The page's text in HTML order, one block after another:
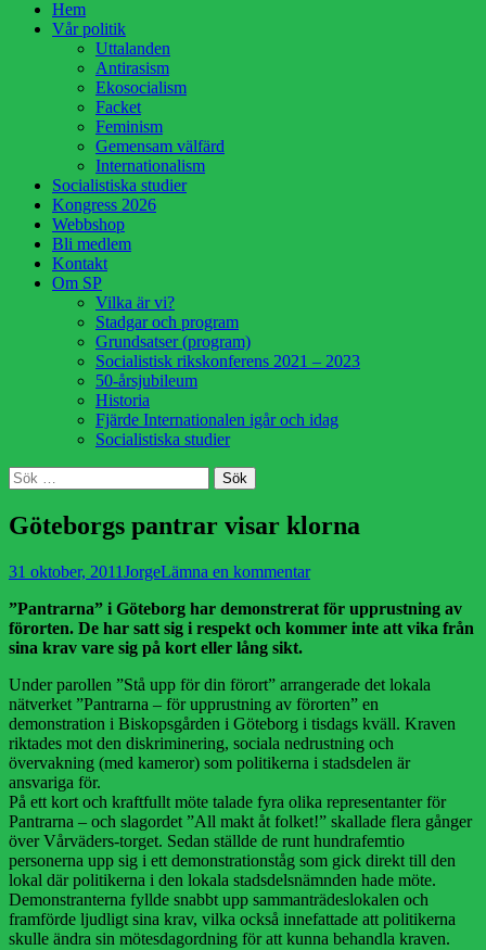
HoppaHem
Vår politik
Uttalanden
Antirasism
Ekosocialism
Facket
Feminism
Gemensam välfärd
Internationalism
Socialistiska studier
Kongress 2026
Webbshop
Bli medlem
Kontakt
Om SP
Vilka är vi?
Stadgar och program
Grundsatser (program)
Socialistisk rikskonferens 2021 – 2023
50-årsjubileum
Historia
Fjärde Internationalen igår och idag
Socialistiska studier
Sök
Sök
efter:
Göteborgs pantrar visar klorna
Publicerad
31 oktober, 2011 Författare
JorgeLämna en kommentar
”Pantrarna” i Göteborg har demonstrerat för upprustning av
förorten. De har satt sig i respekt och kommer inte att vika från
sina krav vare sig på kort eller lång sikt.
Under parollen ”Stå upp för din förort” arrangerade det lokala
nätverket ”Pantrarna – för upprustning av förorten” en
demonstration i Biskopsgården i Göteborg i tisdags kväll. Kraven
riktades mot den diskriminering, sociala nedrustning och
övervakning (med kameror) som politikerna i stadsdelen är
ansvariga för.
På ett kort och kraftfullt möte talade fyra olika representanter för
Pantrarna – och slagordet ”All makt åt folket!” skallade flera gånger
över Vårväders-torget. Sedan ställde de runt hundrafemtio
personerna upp sig i ett demonstrationståg som gick direkt till den
lokal där politikerna i den lokala stadsdelsnämnden hade möte.
Demonstranterna fyllde snabbt upp sammanträdeslokalen och
framförde ljudligt sina krav, vilka också innefattade att politikerna
skulle ändra sin mötesdagordning för att kunna behandla kraven.